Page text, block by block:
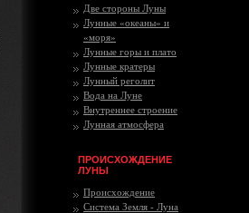
Две стороны Луны
Лунные «океаны» и
«моря»
Лунные горы и плато
Лунные кратеры
Лунный реголит
Вода на Луне
Внутреннее строение
Лунная атмосфера
ПРОИСХОЖДЕНИЕ
ЛУНЫ
Происхождение
Система Земля - Луна